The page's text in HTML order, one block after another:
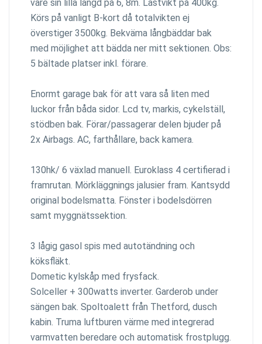
vare sin lilla längd på 6, 8m. Lastvikt på 400kg.
Körs på vanligt B-kort då totalvikten ej
överstiger 3500kg. Bekväma långbäddar bak
med möjlighet att bädda ner mitt sektionen. Obs:
5 bältade platser inkl. förare.
Enormt garage bak för att vara så liten med
luckor från båda sidor. Lcd tv, markis, cykelställ,
stödben bak. Förar/passagerar delen bjuder på
2x Airbags. AC, farthållare, back kamera.
130hk/ 6 växlad manuell. Euroklass 4 certifierad i
framrutan. Mörkläggnings jalusier fram. Kantsydd
original bodelsmatta. Fönster i bodelsdörren
samt myggnätssektion.
3 lågig gasol spis med autotändning och
köksfläkt.
Dometic kylskåp med frysfack.
Solceller + 300watts inverter. Garderob under
sängen bak. Spoltoalett från Thetford, dusch
kabin. Truma luftburen värme med integrerad
varmvatten beredare och automatisk frostplugg.